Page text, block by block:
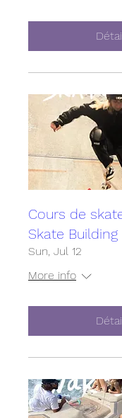
Cours de
Skate Building
Sun, Jul 12
More info